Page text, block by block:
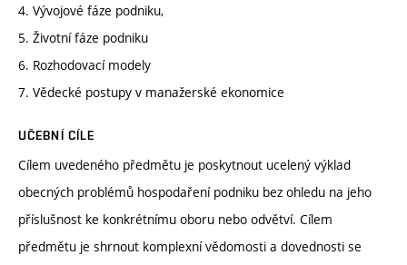
4. Vývojové fáze podniku,
5. Životní fáze podniku
6. Rozhodovací modely
7. Vědecké postupy v manažerské ekonomice
UČEBNÍ CÍLE
Cílem uvedeného předmětu je poskytnout ucelený výklad
obecných problémů hospodaření podniku bez ohledu na jeho
příslušnost ke konkrétnímu oboru nebo odvětví. Cílem
předmětu je shrnout komplexní vědomosti a dovednosti se